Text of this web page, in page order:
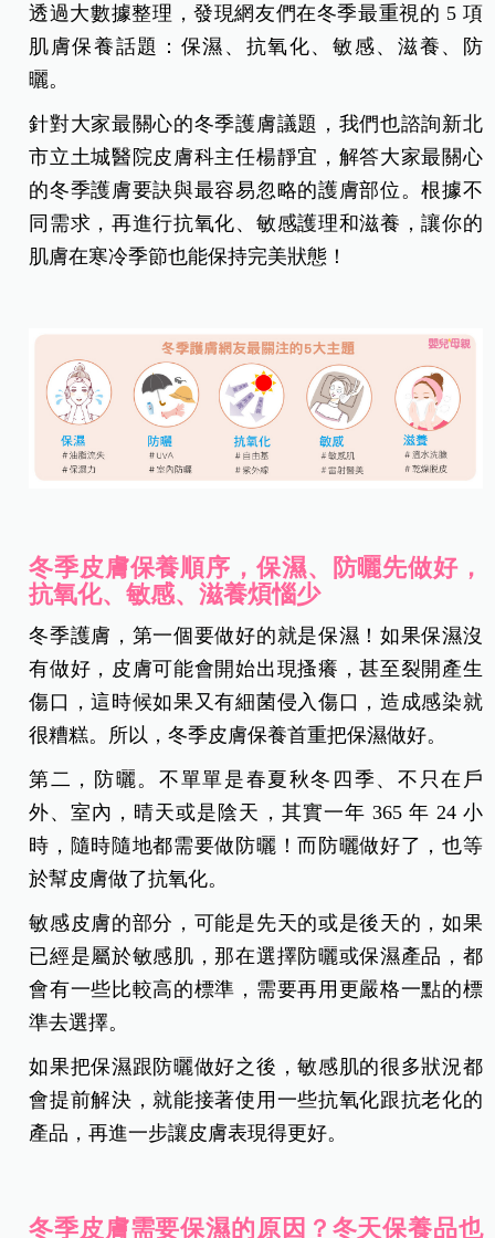
透過大數據整理，發現網友們在冬季最重視的 5 項
肌膚保養話題：保濕、抗氧化、敏感、滋養、防
曬。
針對大家最關心的冬季護膚議題，我們也諮詢新北
市立土城醫院皮膚科主任楊靜宜，解答大家最關心
的冬季護膚要訣與最容易忽略的護膚部位。根據不
同需求，再進行抗氧化、敏感護理和滋養，讓你的
肌膚在寒冷季節也能保持完美狀態！
冬季皮膚保養順序，保濕、防曬先做好，
抗氧化、敏感、滋養煩惱少
冬季護膚，第一個要做好的就是保濕！如果保濕沒
有做好，皮膚可能會開始出現搔癢，甚至裂開產生
傷口，這時候如果又有細菌侵入傷口，造成感染就
很糟糕。所以，冬季皮膚保養首重把保濕做好。
第二，防曬。不單單是春夏秋冬四季、不只在戶
外、室內，晴天或是陰天，其實一年 365 年 24 小
時，隨時隨地都需要做防曬！而防曬做好了，也等
於幫皮膚做了抗氧化。
敏感皮膚的部分，可能是先天的或是後天的，如果
已經是屬於敏感肌，那在選擇防曬或保濕產品，都
會有一些比較高的標準，需要再用更嚴格一點的標
準去選擇。
如果把保濕跟防曬做好之後，敏感肌的很多狀況都
會提前解決，就能接著使用一些抗氧化跟抗老化的
產品，再進一步讓皮膚表現得更好。
冬季皮膚需要保濕的原因？冬天保養品也